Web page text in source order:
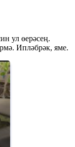
ул өерәсең.
Ипләбрәк, яме.